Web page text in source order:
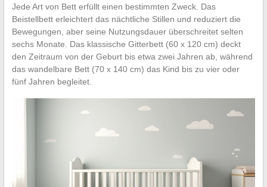
Jede Art von Bett erfüllt einen bestimmten Zweck. Das
Beistellbett erleichtert das nächtliche Stillen und reduziert die
Bewegungen, aber seine Nutzungsdauer überschreitet selten
sechs Monate. Das klassische Gitterbett (60 x 120 cm) deckt
den Zeitraum von der Geburt bis etwa zwei Jahren ab, während
das wandelbare Bett (70 x 140 cm) das Kind bis zu vier oder
fünf Jahren begleitet.